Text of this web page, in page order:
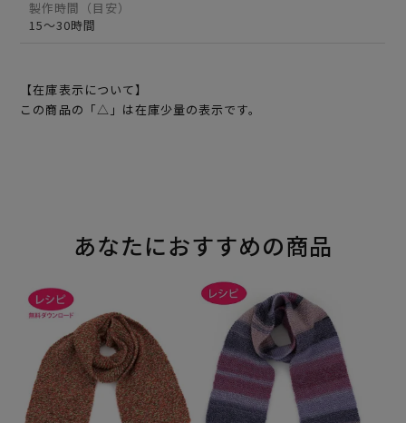
製作時間（目安）
15～30時間
【在庫表示について】
この商品の「△」は在庫少量の表示です。
あなたにおすすめの商品